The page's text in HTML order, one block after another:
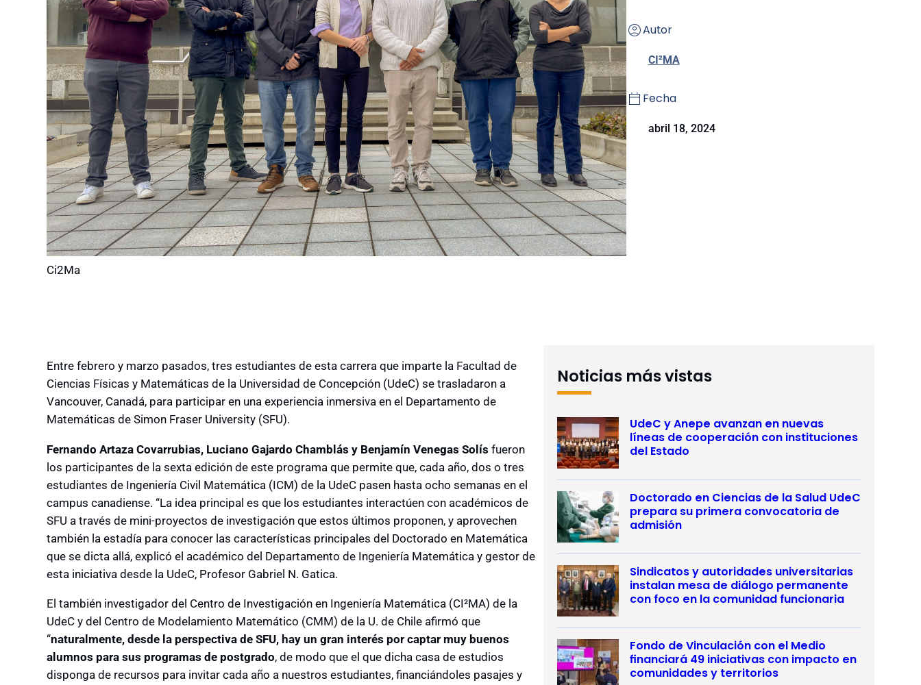
Ci2Ma
Autor
CI²MA
Fecha
abril 18, 2024
Entre febrero y marzo pasados, tres estudiantes de esta carrera que imparte la Facultad de
Ciencias Físicas y Matemáticas de la Universidad de Concepción (UdeC) se trasladaron a
Vancouver, Canadá, para participar en una experiencia inmersiva en el Departamento de
Matemáticas de Simon Fraser University (SFU).
Fernando Artaza Covarrubias, Luciano Gajardo Chamblás y Benjamín Venegas Solís fueron
los participantes de la sexta edición de este programa que permite que, cada año, dos o tres
estudiantes de Ingeniería Civil Matemática (ICM) de la UdeC pasen hasta ocho semanas en el
campus canadiense. “La idea principal es que los estudiantes interactúen con académicos de
SFU a través de mini-proyectos de investigación que estos últimos proponen, y aprovechen
también la estadía para conocer las características principales del Doctorado en Matemática
que se dicta allá, explicó el académico del Departamento de Ingeniería Matemática y gestor de
esta iniciativa desde la UdeC, Profesor Gabriel N. Gatica.
El también investigador del Centro de Investigación en Ingeniería Matemática (CI²MA) de la
UdeC y del Centro de Modelamiento Matemático (CMM) de la U. de Chile afirmó que
“naturalmente, desde la perspectiva de SFU, hay un gran interés por captar muy buenos
alumnos para sus programas de postgrado, de modo que el que dicha casa de estudios
disponga de recursos para invitar cada año a nuestros estudiantes, financiándoles pasajes y
Noticias más vistas
UdeC y Anepe avanzan en nuevas
líneas de cooperación con instituciones
del Estado
Doctorado en Ciencias de la Salud UdeC
prepara su primera convocatoria de
admisión
Sindicatos y autoridades universitarias
instalan mesa de diálogo permanente
con foco en la comunidad funcionaria
Fondo de Vinculación con el Medio
financiará 49 iniciativas con impacto en
comunidades y territorios